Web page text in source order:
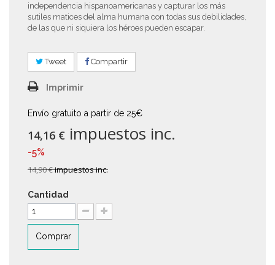
independencia hispanoamericanas y capturar los más
sutiles matices del alma humana con todas sus debilidades,
de las que ni siquiera los héroes pueden escapar.
Tweet Compartir
Imprimir
Envío gratuito a partir de 25€
14,16 € impuestos inc.
-5%
14,90 €impuestos inc.
Cantidad
Comprar